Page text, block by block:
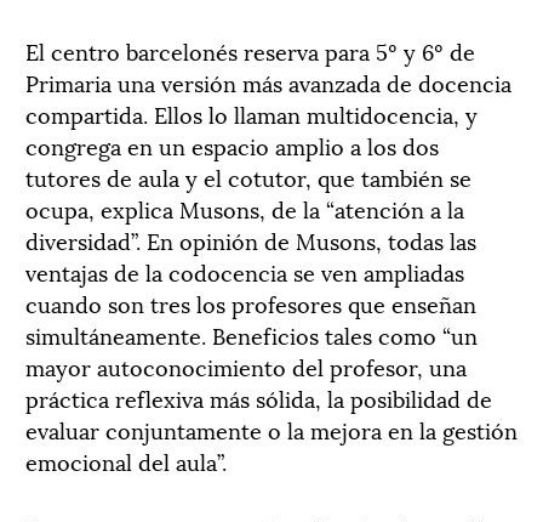
El centro barcelonés reserva para 5º y 6º de
Primaria una versión más avanzada de docencia
compartida. Ellos lo llaman multidocencia, y
congrega en un espacio amplio a los dos
tutores de aula y el cotutor, que también se
ocupa, explica Musons, de la “atención a la
diversidad”. En opinión de Musons, todas las
ventajas de la codocencia se ven ampliadas
cuando son tres los profesores que enseñan
simultáneamente. Beneficios tales como “un
mayor autoconocimiento del profesor, una
práctica reflexiva más sólida, la posibilidad de
evaluar conjuntamente o la mejora en la gestión
emocional del aula”.